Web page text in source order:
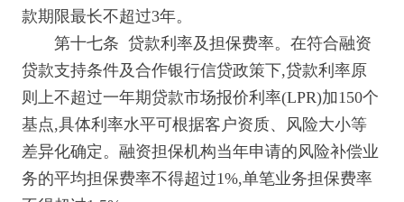
款期限最长不超过3年。
第十七条 贷款利率及担保费率。在符合融资
贷款支持条件及合作银行信贷政策下,贷款利率原
则上不超过一年期贷款市场报价利率(LPR)加150个
基点,具体利率水平可根据客户资质、风险大小等
差异化确定。融资担保机构当年申请的风险补偿业
务的平均担保费率不得超过1%,单笔业务担保费率